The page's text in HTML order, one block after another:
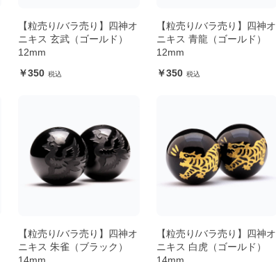
【粒売り/バラ売り】四神オ
ニキス 玄武（ゴールド）
12mm
350
【粒売り/バラ売り】四神オ
ニキス 青龍（ゴールド）
12mm
350
【粒売り/バラ売り】四神オ
ニキス 朱雀（ブラック）
【粒売り/バラ売り】四神オ
ニキス 白虎（ゴールド）